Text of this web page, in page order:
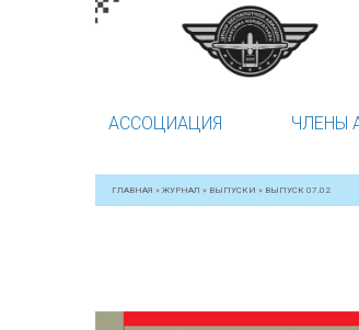
АССОЦИАЦИЯ ЧЛЕНЫ
ГЛАВНАЯ » ЖУРНАЛ » ВЫПУСКИ » ВЫПУСК 07.02